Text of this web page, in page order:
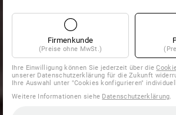
Firmenkunde
(Preise ohne MwSt.)
Ihre Einwilligung können Sie jederzeit über die
unserer Datenschutzerklärung für die Zukunft
Ihre Auswahl unter "Cookies konfigurieren"
Weitere Informationen siehe Datenschutzerklärung